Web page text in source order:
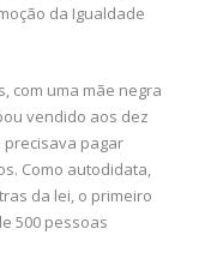
da Igualdade
com uma mãe negra
vendido aos dez
precisava pagar
Como autodidata,
da lei, o primeiro
500 pessoas